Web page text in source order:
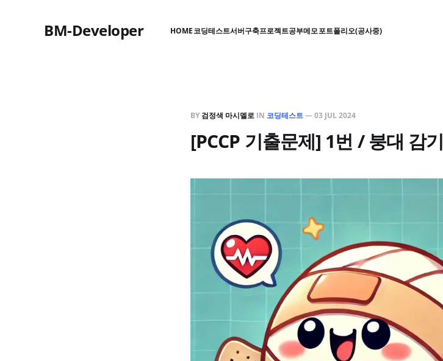
BM-Developer HOME코딩테스트서버구축프로젝트공부메모포트폴리오(공사중)
BY 검정색 마시멜로 IN 코딩테스트—03 JUL 2024
[PCCP 기출문제] 1번 / 붕대 감기